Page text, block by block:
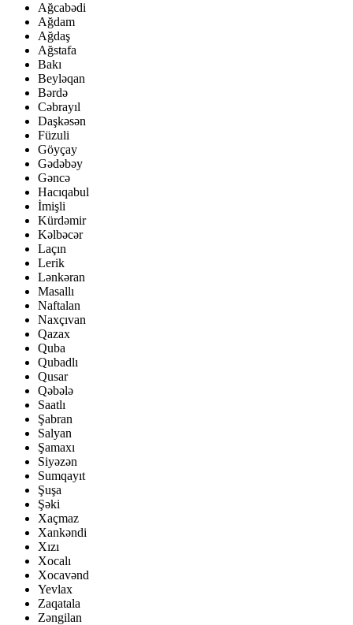
Ağcabədi
Ağdam
Ağdaş
Ağstafa
Bakı
Beyləqan
Bərdə
Cəbrayıl
Daşkəsən
Füzuli
Göyçay
Gədəbəy
Gəncə
Hacıqabul
İmişli
Kürdəmir
Kəlbəcər
Laçın
Lerik
Lənkəran
Masallı
Naftalan
Naxçıvan
Qazax
Quba
Qubadlı
Qusar
Qəbələ
Saatlı
Şabran
Salyan
Şamaxı
Siyəzən
Sumqayıt
Şuşa
Şəki
Xaçmaz
Xankəndi
Xızı
Xocalı
Xocavənd
Yevlax
Zaqatala
Zəngilan